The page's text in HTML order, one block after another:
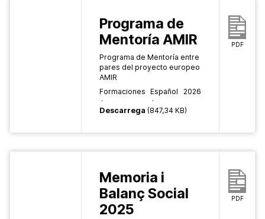
Programa de
Mentoría AMIR
Programa de Mentoría entre
pares del proyecto europeo
AMIR
Formaciones
Español 2026
Descarrega (847,34 KB)
PDF
Memoria i
Balanç Social
2025
PDF